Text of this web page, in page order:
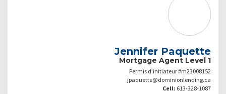
Jennifer Paquette
Mortgage Agent Level 1
Permis d’initiateur #m23008152
jpaquette@dominionlending.ca
Cell: 613-328-1087